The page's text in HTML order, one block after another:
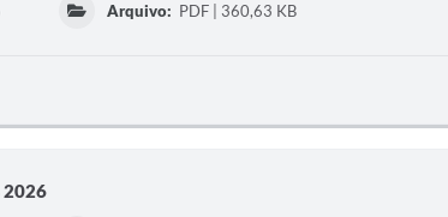
Arquivo: PDF | 360,63 KB
2026